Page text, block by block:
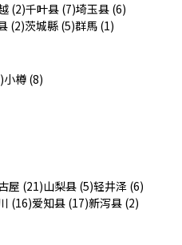
(2)千叶县 (7)埼玉县 (6)
(2)茨城縣 (5)群馬 (1)
小樽 (8)
屋 (21)山梨县 (5)轻井泽 (6)
(16)爱知县 (17)新泻县 (2)